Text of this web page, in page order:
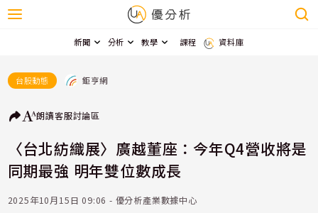
新聞 分析 教學 課程 資料庫
台股動態 鉅亨網
朗讀客服討論區
〈台北紡織展〉廣越董座：今年Q4營收將是
同期最強 明年雙位數成長
2025年10月15日 09:06 - 優分析產業數據中心